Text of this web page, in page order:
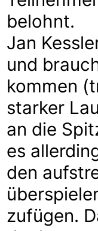
belohnt.
Jan
und
kommen
starker
an die
es
den
zufügen.